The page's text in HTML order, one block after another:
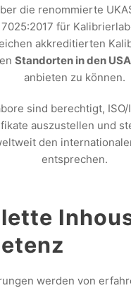
die renommierte
für
akkreditierten
Standorten in den
anbieten zu können.
sind berechtigt, ISO/
auszustellen und
den
entsprechen.
werden von